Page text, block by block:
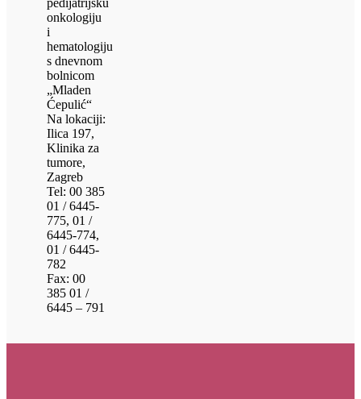
pedijatrijsku
onkologiju
i
hematologiju
s dnevnom
bolnicom
„Mladen
Ćepulić“
Na lokaciji:
Ilica 197,
Klinika za
tumore,
Zagreb
Tel: 00 385
01 / 6445-
775, 01 /
6445-774,
01 / 6445-
782
Fax: 00
385 01 /
6445 – 791